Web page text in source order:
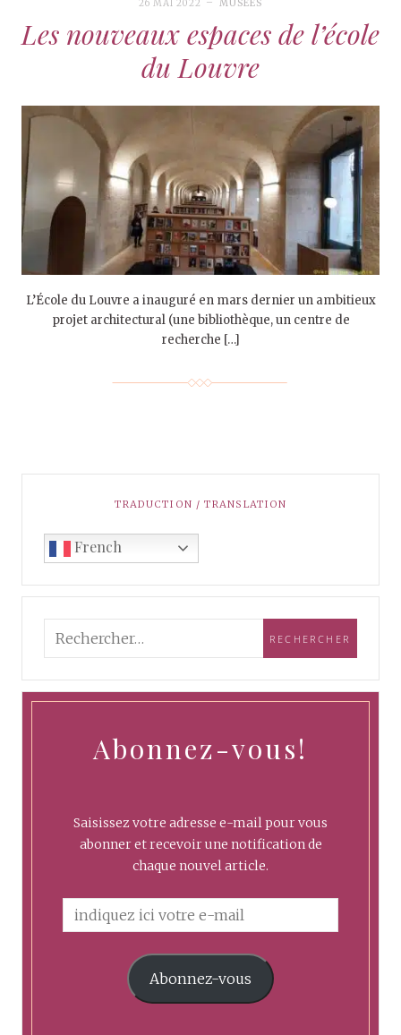
26 MAI 2022 MUSÉES
Les nouveaux espaces de l’école
du Louvre
L’École du Louvre a inauguré en mars dernier un ambitieux
projet architectural (une bibliothèque, un centre de
recherche […]
TRADUCTION / TRANSLATION
French
Abonnez-vous!
Saisissez votre adresse e-mail pour vous
abonner et recevoir une notification de
chaque nouvel article.
Abonnez-vous